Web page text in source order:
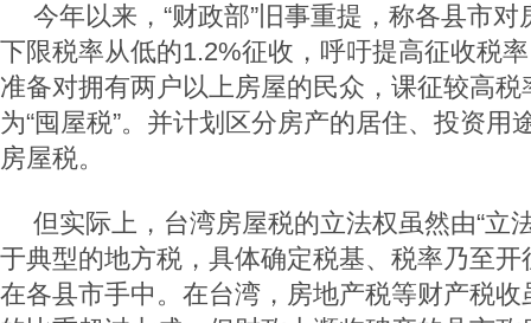
今年以来，“财政部”旧事重提，称各县市
下限税率从低的1.2%征收，呼吁提高征收税率
准备对拥有两户以上房屋的民众，课征较高
为“囤屋税”。并计划区分房产的居住、投资用
房屋税。
但实际上，台湾房屋税的立法权虽然由“立
于典型的地方税，具体确定税基、税率乃至
在各县市手中。在台湾，房地产税等财产税